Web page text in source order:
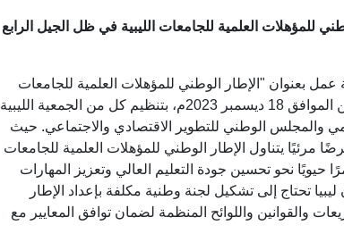
للمؤهلات العلمية للجامعات الليبية في ظل الجيل الرابع
بعنوان "الإطار الوطني للمؤهلات العلمية للجامعات
الليبية في ظل الجيل الرابع من الجامعات" يوم الاثنين الموافق 18 ديسمبر 2023م، بتنظيم كل من الجمعية الليبية
والمجلس الوطني للتطوير الاقتصادي والاجتماعي. حيث
يتناول الإطار الوطني للمؤهلات العلمية للجامعات
حيويًا نحو تحسين جودة التعليم العالي وتعزيز المهارات
تحتاج إلى تشكيل لجنة وطنية مكلفة بإعداد الإطار
والقوانين واللوائح المنظمة لضمان توافق المعايير مع